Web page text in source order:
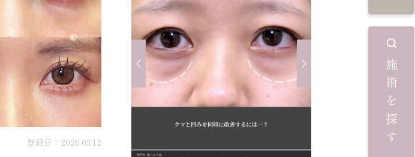
登録日：2026.03.12 施術を探す